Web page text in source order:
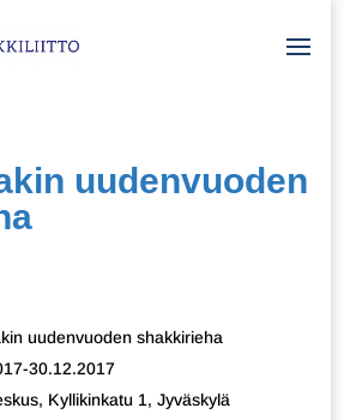
uudenvuoden
uudenvuoden shakkirieha
30.12.2017
Kyllikinkatu 1, Jyväskylä